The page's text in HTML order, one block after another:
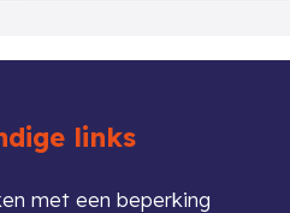
links
met een beperking